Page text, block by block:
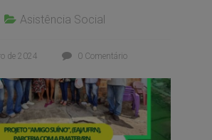
Asistência Social
de 2024 0 Comentário